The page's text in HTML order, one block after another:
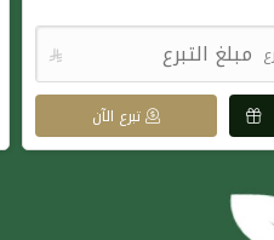

تبرع الآن